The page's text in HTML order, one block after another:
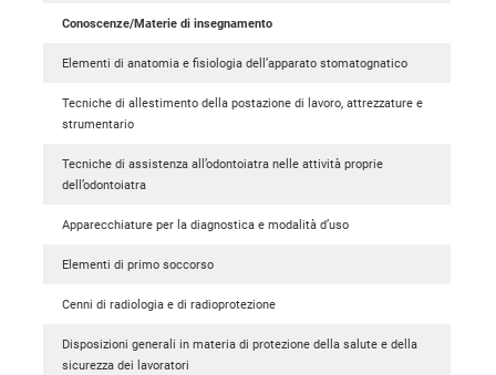
Conoscenze/Materie di insegnamento
Elementi di anatomia e fisiologia dell’apparato stomatognatico
Tecniche di allestimento della postazione di lavoro, attrezzature e
strumentario
Tecniche di assistenza all’odontoiatra nelle attività proprie
dell’odontoiatra
Apparecchiature per la diagnostica e modalità d’uso
Elementi di primo soccorso
Cenni di radiologia e di radioprotezione
Disposizioni generali in materia di protezione della salute e della
sicurezza dei lavoratori